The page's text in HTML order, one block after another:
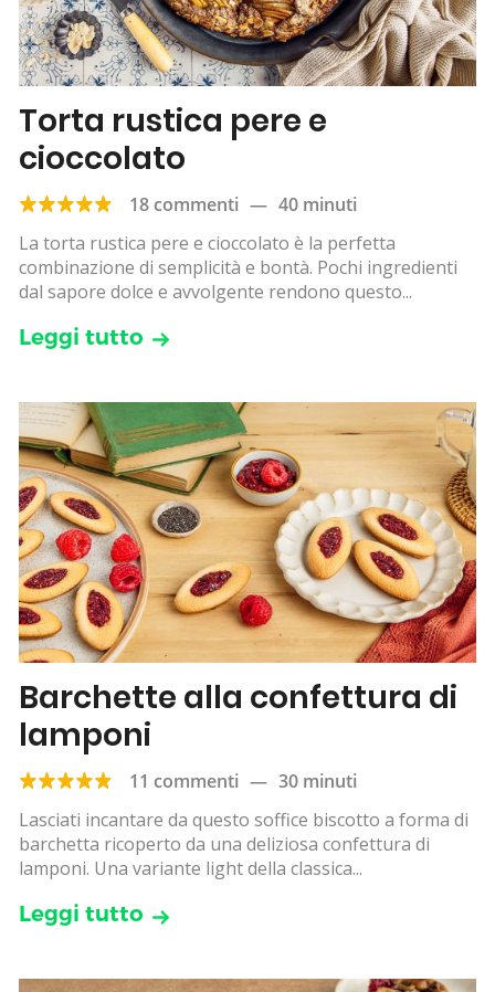
Torta rustica pere e
cioccolato
18 commenti — 40 minuti
La torta rustica pere e cioccolato è la perfetta
combinazione di semplicità e bontà. Pochi ingredienti
dal sapore dolce e avvolgente rendono questo...
Leggi tutto
Barchette alla confettura di
lamponi
11 commenti — 30 minuti
Lasciati incantare da questo soffice biscotto a forma di
barchetta ricoperto da una deliziosa confettura di
lamponi. Una variante light della classica...
Leggi tutto